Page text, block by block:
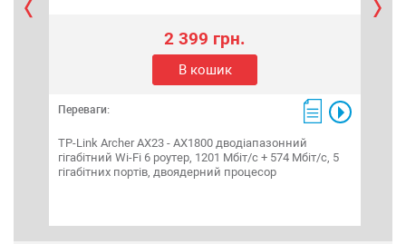
2 399 грн.
В кошик
Переваги:
TP-Link Archer AX23 - AX1800 дводіапазонний
гігабітний Wi-Fi 6 роутер, 1201 Мбіт/с + 574 Мбіт/с, 5
гігабітних портів, двоядерний процесор